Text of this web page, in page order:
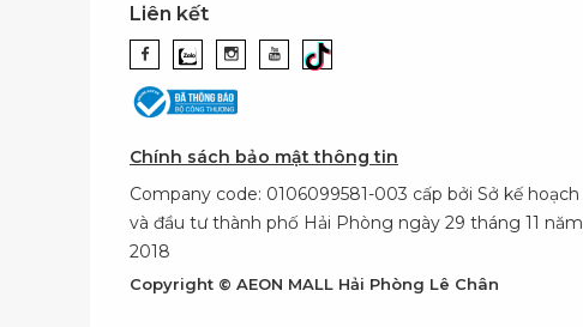
Liên kết
Chính sách bảo mật thông tin
Company code: 0106099581-003 cấp bởi Sở kế hoạch
và đầu tư thành phố Hải Phòng ngày 29 tháng 11 năm
2018
Copyright © AEON MALL Hải Phòng Lê Chân